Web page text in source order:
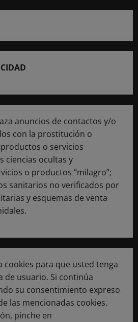
anuncios de contactos y/o
con la prostitución o
o servicios
ciencias ocultas y
o productos “milagro”;
sanitarios no verificados por
y esquemas de venta
cookies para que usted tenga
de usuario. Si continúa
su consentimiento expreso
las mencionadas cookies.
pinche en